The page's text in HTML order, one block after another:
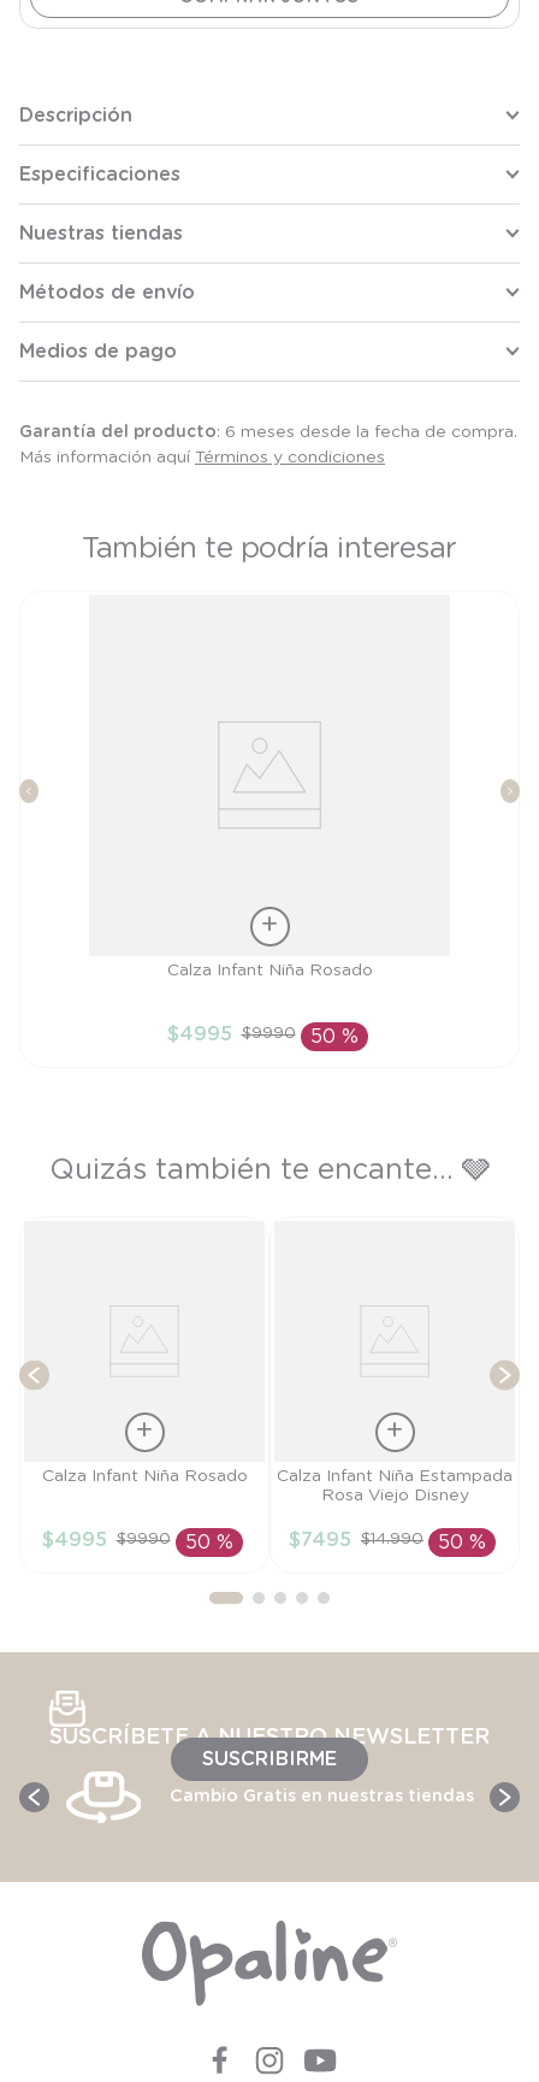
Descripción
Especificaciones
Nuestras tiendas
Métodos de envío
Medios de pago
Garantía del producto: 6 meses desde la fecha de compra.
Más información aquí Términos y condiciones
También te podría interesar
AÑADIR AL CARRITO
Calza Infant Niña Rosado
$4995 $9990 50 %
Quizás también te encante... 🩶
Talla
AÑADIR AL
Calza Infant Niña Rosado
$4995 $9990 50 %
Talla
AÑADIR AL
Calza Infant Niña Estampada
Rosa Viejo Disney
$7495 $14.990 50 %
SUSCRÍBETE A NUESTRO NEWSLETTER
SUSCRIBIRME
Cambio Gratis en nuestras tiendas